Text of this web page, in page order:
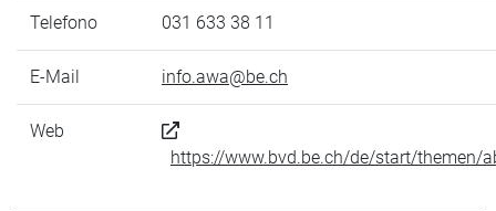
Telefono 031 633 38 11
E-Mail info.awa@be.ch
Web
https://www.bvd.be.ch/de/start/themen/